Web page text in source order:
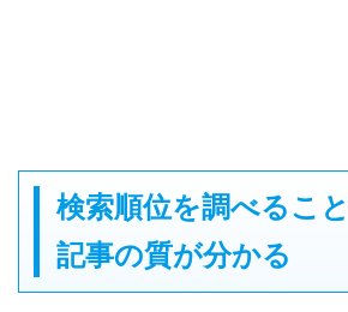
検索順位を調べるこ
記事の質が分かる